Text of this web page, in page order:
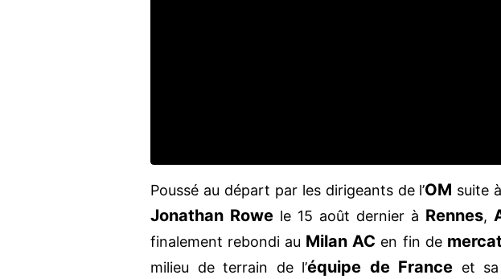
Poussé au départ par les dirigeants de l’OM suite
Jonathan Rowe le 15 août dernier à Rennes,
finalement rebondi au Milan AC en fin de
milieu de terrain de l’équipe de France et sa